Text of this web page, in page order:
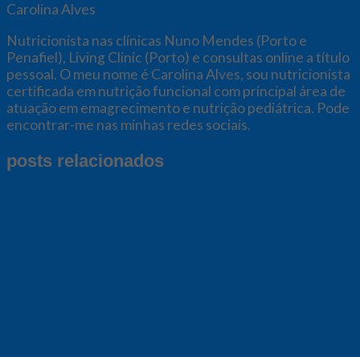
Carolina Alves
Nutricionista nas clínicas Nuno Mendes (Porto e
Penafiel), Living Clinic (Porto) e consultas online a título
pessoal. O meu nome é Carolina Alves, sou nutricionista
certificada em nutrição funcional com principal área de
atuação em emagrecimento e nutrição pediátrica. Pode
encontrar-me nas minhas redes sociais.
posts relacionados